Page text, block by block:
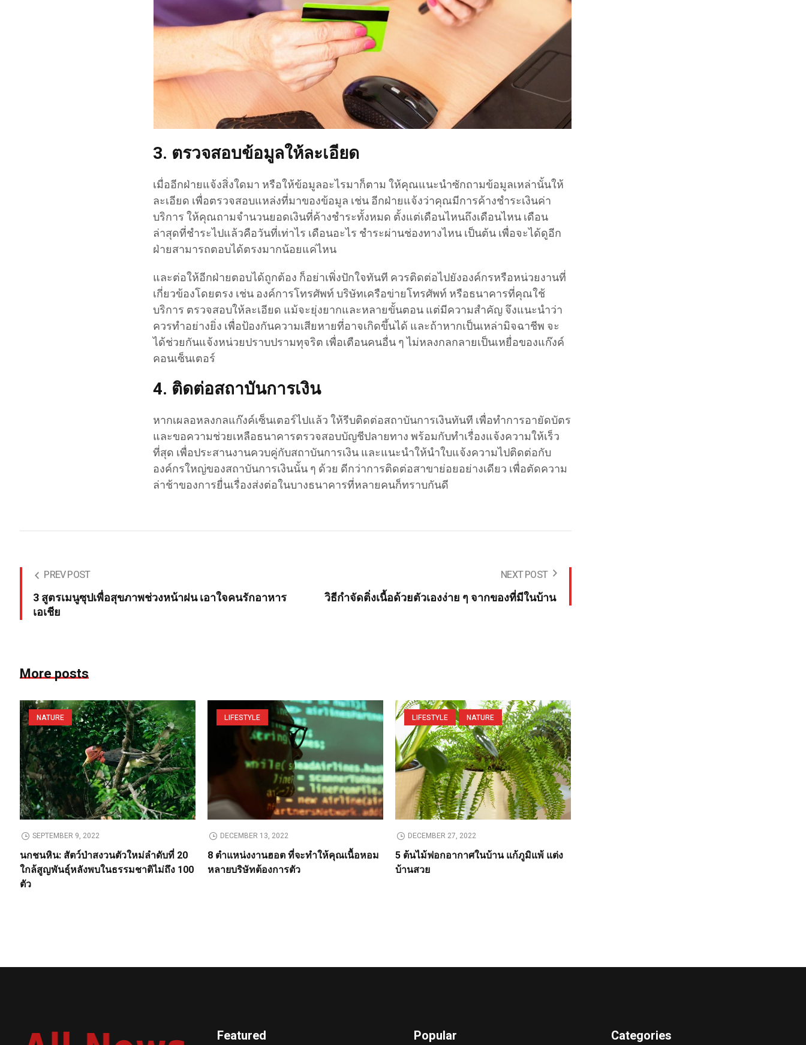
3. ตรวจสอบข้อมูลให้ละเอียด
เมื่ออีกฝ่ายแจ้งสิ่งใดมา หรือให้ข้อมูลอะไรมาก็ตาม ให้คุณแนะนำซักถามข้อมูลเหล่านั้นให้
ละเอียด เพื่อตรวจสอบแหล่งที่มาของข้อมูล เช่น อีกฝ่ายแจ้งว่าคุณมีการค้างชำระเงินค่า
บริการ ให้คุณถามจำนวนยอดเงินที่ค้างชำระทั้งหมด ตั้งแต่เดือนไหนถึงเดือนไหน เดือน
ล่าสุดที่ชำระไปแล้วคือวันที่เท่าไร เดือนอะไร ชำระผ่านช่องทางไหน เป็นต้น เพื่อจะได้ดูอีก
ฝ่ายสามารถตอบได้ตรงมากน้อยแค่ไหน
และต่อให้อีกฝ่ายตอบได้ถูกต้อง ก็อย่าเพิ่งปักใจทันที ควรติดต่อไปยังองค์กรหรือหน่วยงานที่
เกี่ยวข้องโดยตรง เช่น องค์การโทรศัพท์ บริษัทเครือข่ายโทรศัพท์ หรือธนาคารที่คุณใช้
บริการ ตรวจสอบให้ละเอียด แม้จะยุ่งยากและหลายขั้นตอน แต่มีความสำคัญ จึงแนะนำว่า
ควรทำอย่างยิ่ง เพื่อป้องกันความเสียหายที่อาจเกิดขึ้นได้ และถ้าหากเป็นเหล่ามิจฉาชีพ จะ
ได้ช่วยกันแจ้งหน่วยปราบปรามทุจริต เพื่อเตือนคนอื่น ๆ ไม่หลงกลกลายเป็นเหยื่อของแก๊งค์
คอนเซ็นเตอร์
4. ติดต่อสถาบันการเงิน
หากเผลอหลงกลแก๊งค์เซ็นเตอร์ไปแล้ว ให้รีบติดต่อสถาบันการเงินทันที เพื่อทำการอายัดบัตร
และขอความช่วยเหลือธนาคารตรวจสอบบัญชีปลายทาง พร้อมกับทำเรื่องแจ้งความให้เร็ว
ที่สุด เพื่อประสานงานควบคู่กับสถาบันการเงิน และแนะนำให้นำใบแจ้งความไปติดต่อกับ
องค์กรใหญ่ของสถาบันการเงินนั้น ๆ ด้วย ดีกว่าการติดต่อสาขาย่อยอย่างเดียว เพื่อตัดความ
ล่าช้าของการยื่นเรื่องส่งต่อในบางธนาคารที่หลายคนก็ทราบกันดี
PREV POST
3 สูตรเมนูซุปเพื่อสุขภาพช่วงหน้าฝน เอาใจคนรักอาหาร
เอเชีย
NEXT POST
วิธีกำจัดติ่งเนื้อด้วยตัวเองง่าย ๆ จากของที่มีในบ้าน
More posts
NATURE
SEPTEMBER 9, 2022
นกชนหิน: สัตว์ป่าสงวนตัวใหม่ลำดับที่ 20
ใกล้สูญพันธุ์หลังพบในธรรมชาติไม่ถึง 100
ตัว
LIFESTYLE
DECEMBER 13, 2022
8 ตำแหน่งงานฮอต ที่จะทำให้คุณเนื้อหอม
หลายบริษัทต้องการตัว
LIFESTYLE NATURE
DECEMBER 27, 2022
5 ต้นไม้ฟอกอากาศในบ้าน แก้ภูมิแพ้ แต่ง
บ้านสวย
Featured Popular Categories